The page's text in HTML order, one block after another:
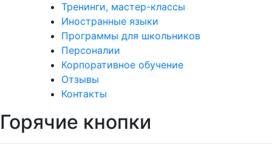
Тренинги, мастер-классы
Иностранные языки
Программы для школьников
Персоналии
Корпоративное обучение
Отзывы
Контакты
Горячие кнопки